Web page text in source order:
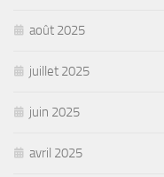
août 2025
juillet 2025
juin 2025
avril 2025